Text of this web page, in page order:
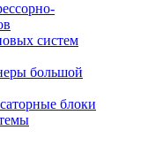
систем
большой
блоки